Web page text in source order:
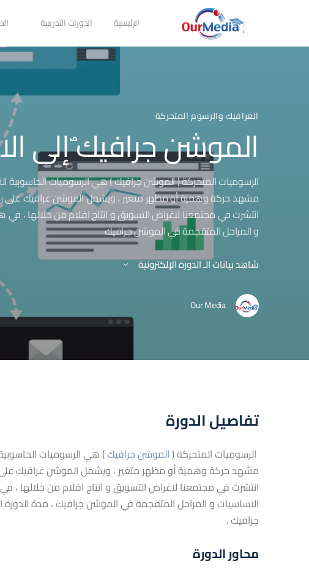
الرئيسية الدورات التدريبية
الغرافيك والرسوم المتحركة
الموشن جرافيك ٌإلى
الرسوميات المتحركة ( الموشن جرافيك ) هي الرسوميات الحاسوبية
مشهد حركة وهمية أو مظهر متغير ، ويشمل الموشن غرافيك على
انتشرت في مجتمعنا لاغراض التسويق و انتاج افلام من خلالها ،
و المراحل المتقجمة في الموشن جرافيك
شاهد بيانات الـ الدورة الإلكترونية
Our Media
​​​​​​​​تفاصيل الدورة
الرسوميات المتحركة (الموشن جرافيك) هي الرسوميات
مشهد حركة وهمية أو مظهر متغير ، ويشمل الموشن غرافيك على
انتشرت في مجتمعنا لاغراض التسويق و انتاج افلام من
الاساسيات و المراحل المتقجمة في الموشن جرافيك ، مدة
جرافيك .
محاور الدورة